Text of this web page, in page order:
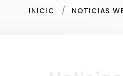
INICIO NOTICIAS